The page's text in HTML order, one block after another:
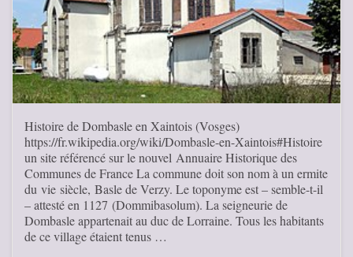
Histoire de Dombasle en Xaintois (Vosges)
https://fr.wikipedia.org/wiki/Dombasle-en-Xaintois#Histoire
un site référencé sur le nouvel Annuaire Historique des
Communes de France La commune doit son nom à un ermite
du vie siècle, Basle de Verzy. Le toponyme est – semble-t-il
– attesté en 1127 (Dommibasolum). La seigneurie de
Dombasle appartenait au duc de Lorraine. Tous les habitants
de ce village étaient tenus …